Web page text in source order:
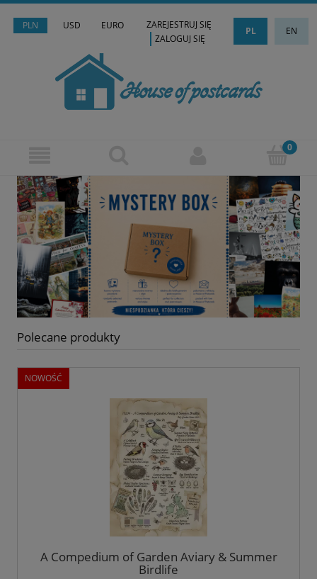
PLN USD EURO PL EN
ZAREJESTRUJ SIĘ
ZALOGUJ SIĘ
Polecane produkty
A Compedium of Garden Aviary & Summer
Birdlife
NOWOŚĆ